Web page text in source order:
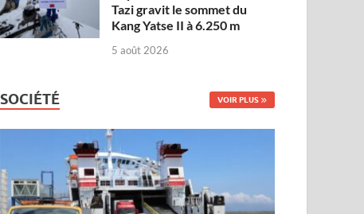
Tazi gravit le sommet du
Kang Yatse II à 6.250 m
5 août 2026
SOCIÉTÉ VOIR PLUS